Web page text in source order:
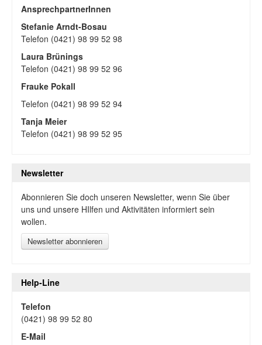
AnsprechpartnerInnen
Stefanie Arndt-Bosau
Telefon (0421) 98 99 52 98
Laura Brünings
Telefon (0421) 98 99 52 96
Frauke Pokall
Telefon (0421) 98 99 52 94
Tanja Meier
Telefon (0421) 98 99 52 95
Newsletter
Abonnieren Sie doch unseren Newsletter, wenn Sie über
uns und unsere HIlfen und Aktivitäten informiert sein
wollen.
Newsletter abonnieren
Help-Line
Telefon
(0421) 98 99 52 80
E-Mail